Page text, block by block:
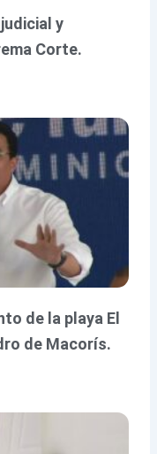
y
Corte.
de la playa El
de Macorís.